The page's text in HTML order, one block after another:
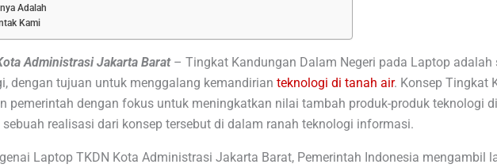
Adalah
Kami
Administrasi Jakarta Barat– Tingkat Kandungan Dalam Negeri pada Laptop
dengan tujuan untuk menggalang kemandirian teknologi di tanah air. Konsep Tingkat
pemerintah dengan fokus untuk meningkatkan nilai tambah produk-produk teknologi
realisasi dari konsep tersebut di dalam ranah teknologi informasi.
Laptop TKDN Kota Administrasi Jakarta Barat, Pemerintah Indonesia mengambil